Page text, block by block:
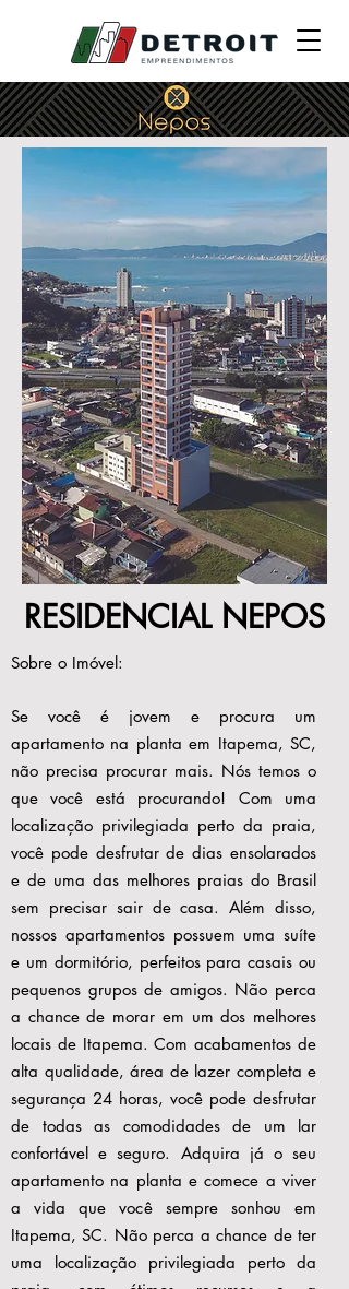
RESIDENCIAL NEPOS
Sobre o Imóvel:
Se você é jovem e procura um
apartamento na planta em Itapema, SC,
não precisa procurar mais. Nós temos o
que você está procurando! Com uma
localização privilegiada perto da praia,
você pode desfrutar de dias ensolarados
e de uma das melhores praias do Brasil
sem precisar sair de casa. Além disso,
nossos apartamentos possuem uma suíte
e um dormitório, perfeitos para casais ou
pequenos grupos de amigos. Não perca
a chance de morar em um dos melhores
locais de Itapema. Com acabamentos de
alta qualidade, área de lazer completa e
segurança 24 horas, você pode desfrutar
de todas as comodidades de um lar
confortável e seguro. Adquira já o seu
apartamento na planta e comece a viver
a vida que você sempre sonhou em
Itapema, SC. Não perca a chance de ter
uma localização privilegiada perto da